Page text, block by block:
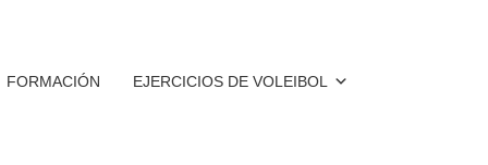
FORMACIÓN EJERCICIOS DE VOLEIBOL